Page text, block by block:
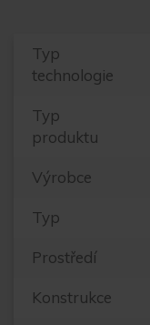
Typ
technologie
Typ
produktu
Výrobce
Typ
Prostředí
Konstrukce